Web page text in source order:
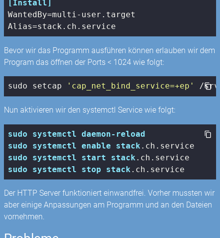
[Install]
WantedBy
Alias
Bevor wir das Programm ausführen können erlauben wir dem
Program das öffnen der Ports < 1024 wie folgt:
sudo setcap 'cap_net_bind_service=+ep' /
Nun aktivieren wir den systemctl Service wie folgt:
sudo systemctl daemon-reload
sudo
systemctl enable stack .ch .service
sudo
systemctl start stack .ch .service
sudo
systemctl stop stack .ch .service
Der HTTP Server funktioniert einwandfrei. Vorher mussten wir
aber einige Anpassungen am Programm und an den Dateien
vornehmen.